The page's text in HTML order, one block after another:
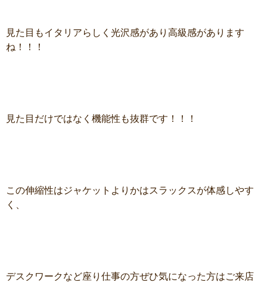
見た目もイタリアらしく光沢感があり高級感があります
ね！！！
見た目だけではなく機能性も抜群です！！！
この伸縮性はジャケットよりかはスラックスが体感しやす
く、
デスクワークなど座り仕事の方ぜひ気になった方はご来店